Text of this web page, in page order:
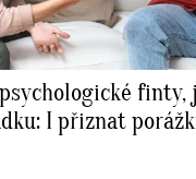
finty,
I přiznat